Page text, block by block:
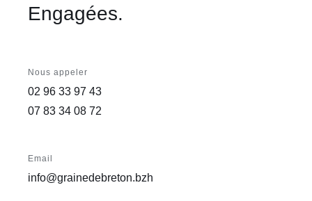
Engagées.
Nous appeler
02 96 33 97 43
07 83 34 08 72
Email
info@grainedebreton.bzh